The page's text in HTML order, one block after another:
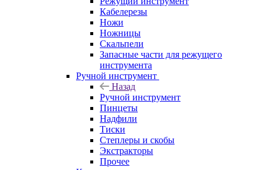
Кабелерезы
Ножи
Ножницы
Скальпели
Запасные части для режущего
инструмента
Ручной инструмент
Назад
Ручной инструмент
Пинцеты
Надфили
Тиски
Степлеры и скобы
Экстракторы
Прочее